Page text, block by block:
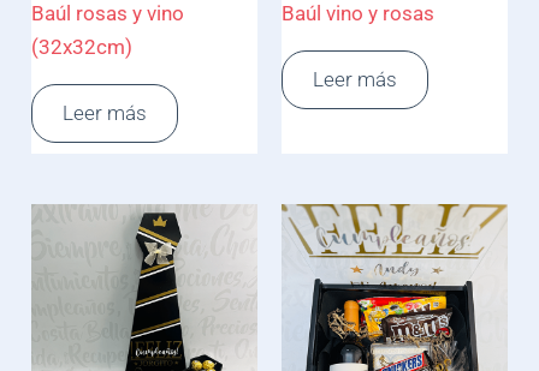
Baúl rosas y vino
(32x32cm)
Leer más
Baúl vino y rosas
Leer más